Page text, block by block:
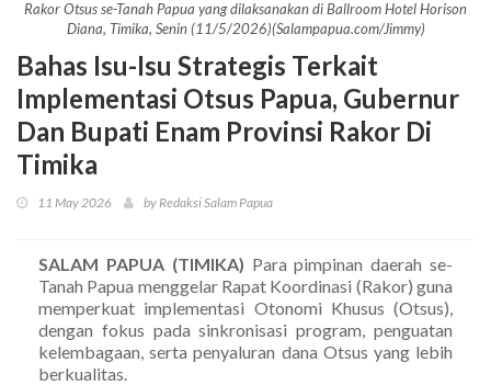
Rakor Otsus se-Tanah Papua yang dilaksanakan di Ballroom Hotel Horison
Diana, Timika, Senin (11/5/2026)(Salampapua.com/Jimmy)
Bahas Isu-Isu Strategis Terkait
Implementasi Otsus Papua, Gubernur
Dan Bupati Enam Provinsi Rakor Di
Timika
11 May 2026 by Redaksi Salam Papua
SALAM PAPUA (TIMIKA) Para pimpinan daerah se-
Tanah Papua menggelar Rapat Koordinasi (Rakor) guna
memperkuat implementasi Otonomi Khusus (Otsus),
dengan fokus pada sinkronisasi program, penguatan
kelembagaan, serta penyaluran dana Otsus yang lebih
berkualitas.